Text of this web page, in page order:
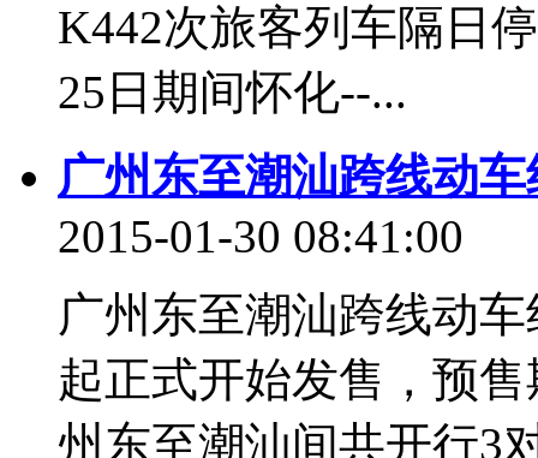
K442次旅客列车隔日
25日期间怀化--...
广州东至潮汕跨线动
2015-01-30 08:41:00
广州东至潮汕跨线动
起正式开始发售，预
州东至潮汕间共开行3